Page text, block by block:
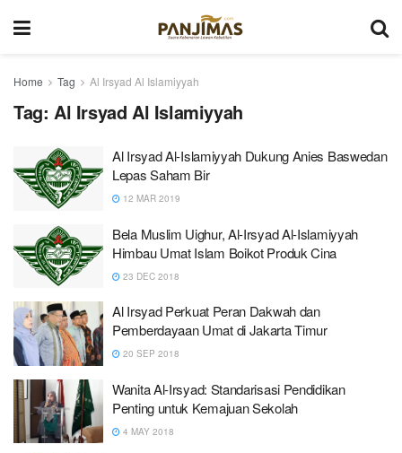
Home Tag Al Irsyad Al Islamiyyah
Tag: Al Irsyad Al Islamiyyah
Al Irsyad Al-Islamiyyah Dukung Anies Baswedan
Lepas Saham Bir
12 MAR 2019
Bela Muslim Uighur, Al-Irsyad Al-Islamiyyah
Himbau Umat Islam Boikot Produk Cina
23 DEC 2018
Al Irsyad Perkuat Peran Dakwah dan
Pemberdayaan Umat di Jakarta Timur
20 SEP 2018
Wanita Al-Irsyad: Standarisasi Pendidikan
Penting untuk Kemajuan Sekolah
4 MAY 2018